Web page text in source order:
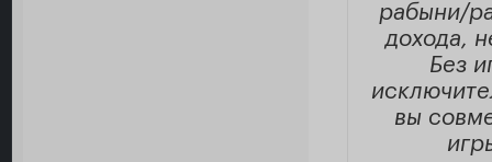
рабыни/
дохода,
Без
вы